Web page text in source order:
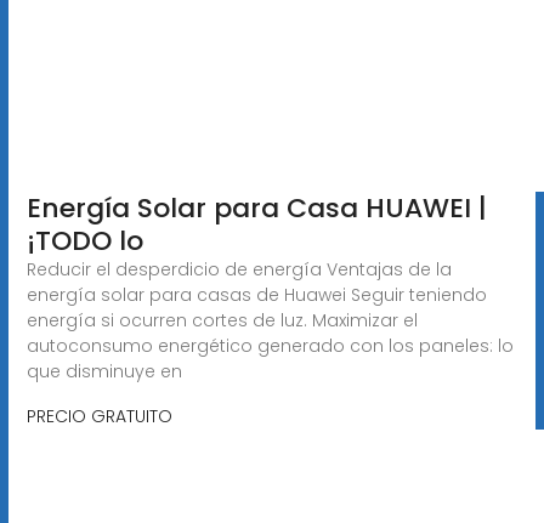
Energía Solar para Casa HUAWEI |
¡TODO lo
Reducir el desperdicio de energía Ventajas de la
energía solar para casas de Huawei Seguir teniendo
energía si ocurren cortes de luz. Maximizar el
autoconsumo energético generado con los paneles: lo
que disminuye en
PRECIO GRATUITO